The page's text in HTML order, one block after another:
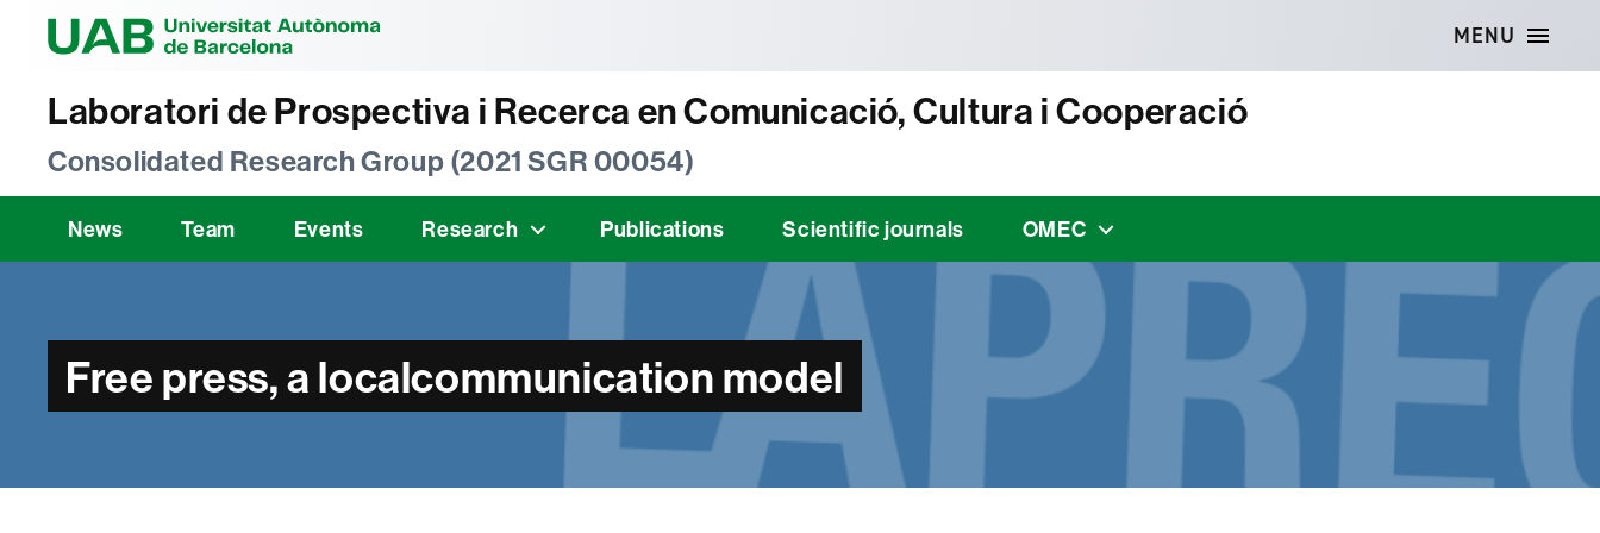
MENU
Laboratori de Prospectiva i Recerca en Comunicació, Cultura i Cooperació
Consolidated Research Group (2021 SGR 00054)
News Team Events Research Publications Scientific journals OMEC
Free press, a localcommunication model